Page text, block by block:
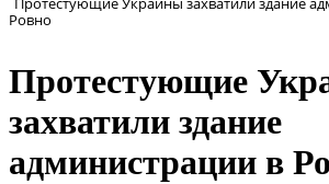
Ровно
Протестующие
захватили здание
администрации в